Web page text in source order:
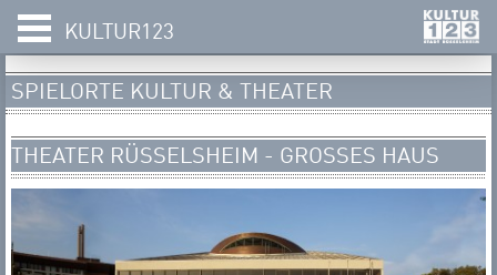
KULTUR123
SPIELORTE KULTUR & THEATER
THEATER RÜSSELSHEIM - GROSSES HAUS